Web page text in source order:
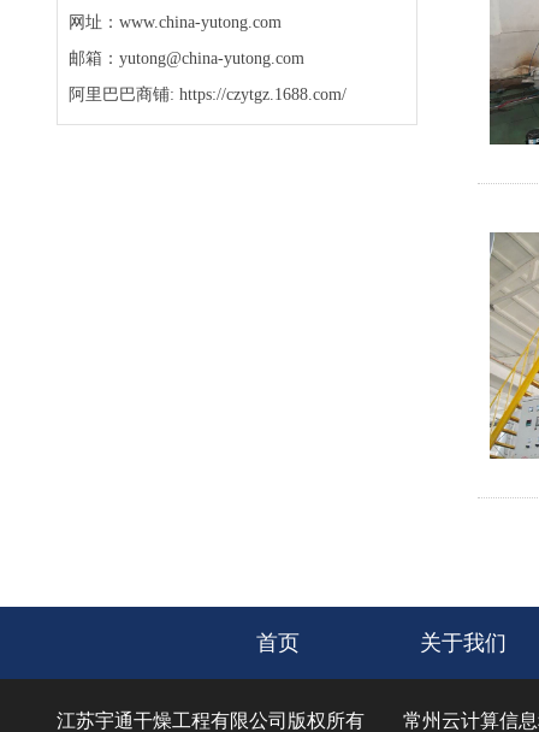
网址：www.china-yutong.com
邮箱：yutong@china-yutong.com
阿里巴巴商铺: https://czytgz.1688.com/
首页 关于我们
江苏宇通干燥工程有限公司版权所有 常州云计算信